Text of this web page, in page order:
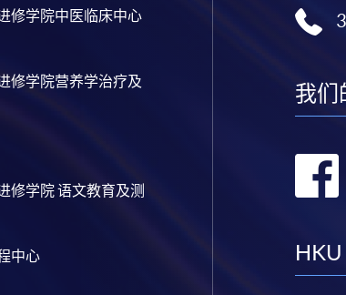
修学院中医临床中心
修学院营养学治疗及
修学院 语文教育及测
中心
我们
HKU